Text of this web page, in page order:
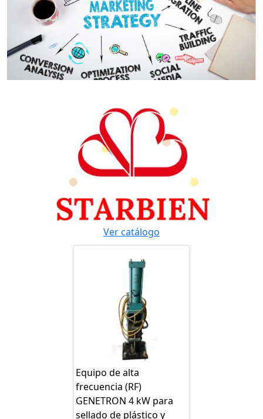
Ver catálogo
Equipo de alta
frecuencia (RF)
GENETRON 4 kW para
sellado de plástico y